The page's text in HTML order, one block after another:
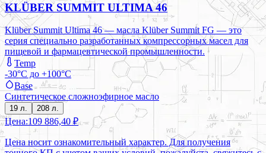
KLÜBER SUMMIT ULTIMA 46
Klüber Summit Ultima 46 — масла Klüber Summit FG — это
серия специально разработанных компрессорных масел для
пищевой и фармацевтической промышленности.
Temp
-30°C до +100°C
Base
Синтетическое сложноэфирное масло
19 л. 208 л.
Цена:109 886,40 ₽
Цена носит ознакомительный характер. Для получения